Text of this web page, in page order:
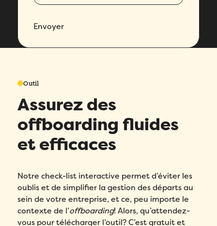
Envoyer
Outil
Assurez des
offboarding fluides
et efficaces
Notre check-list interactive permet d’éviter les
oublis et de simplifier la gestion des départs au
sein de votre entreprise, et ce, peu importe le
contexte de l’offboarding! Alors, qu’attendez-
vous pour télécharger l’outil? C’est gratuit et